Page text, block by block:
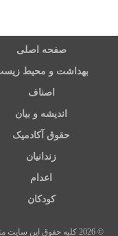
صفحه اصلی
بهداشت و محیط
اصناف
اندیشه و بیان
حقوق آکادمیک
زندانیان
اعدام
کودکان
© 2026 کلیه حقوق این